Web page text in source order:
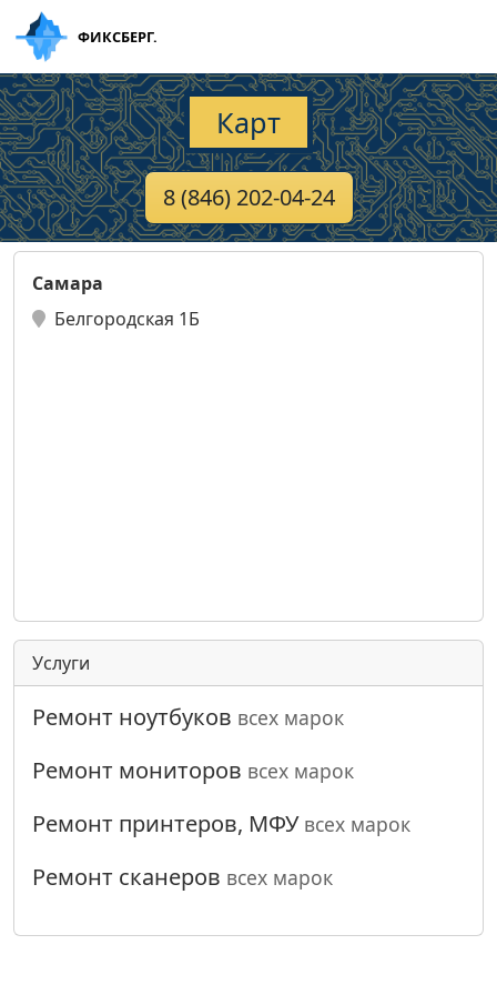
ФИКСБЕРГ.
Карт
8 (846) 202-04-24
Самара
Белгородская 1Б
Услуги
Ремонт ноутбуков всех марок
Ремонт мониторов всех марок
Ремонт принтеров, МФУ всех марок
Ремонт сканеров всех марок